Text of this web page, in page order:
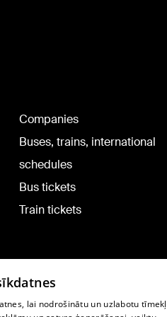
Companies
Buses, trains, international
schedules
Bus tickets
Train tickets
lai nodrošinātu un uzlabotu